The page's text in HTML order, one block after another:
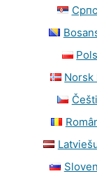
Norsk